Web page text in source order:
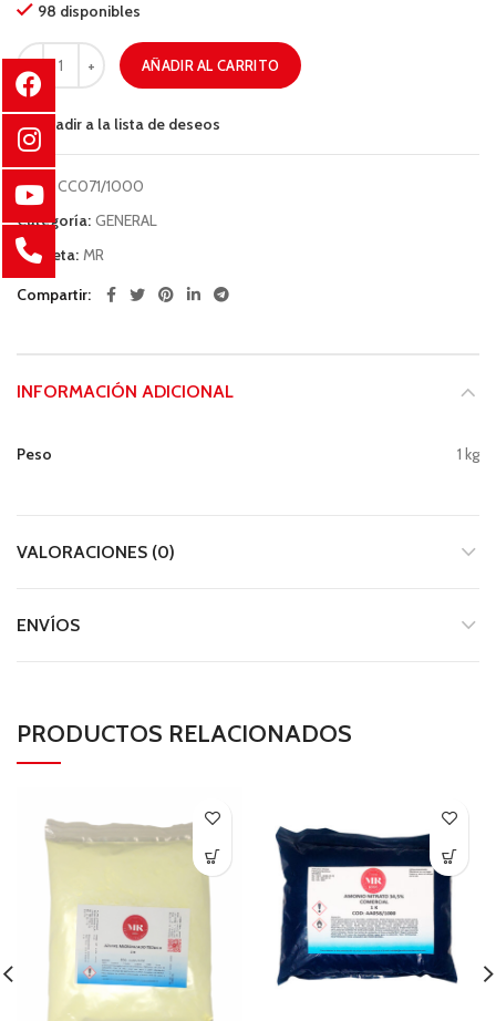
98 disponibles
AÑADIR AL CARRITO
Añadir a la lista de deseos
COD: CC071/1000
Categoría: GENERAL
Etiqueta: MR
Compartir
INFORMACIÓN ADICIONAL
Peso 1 kg
VALORACIONES (0)
ENVÍOS
PRODUCTOS RELACIONADOS